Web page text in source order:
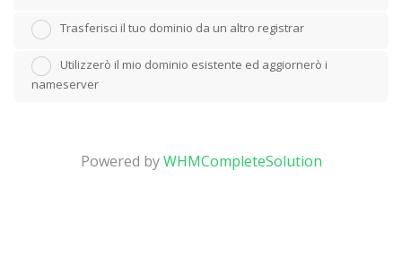
Trasferisci il tuo dominio da un altro registrar
Utilizzerò il mio dominio esistente ed aggiornerò i
nameserver
Powered byWHMCompleteSolution